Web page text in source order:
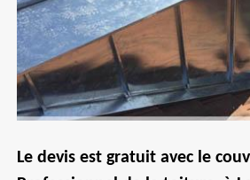
Le devis est gratuit avec le